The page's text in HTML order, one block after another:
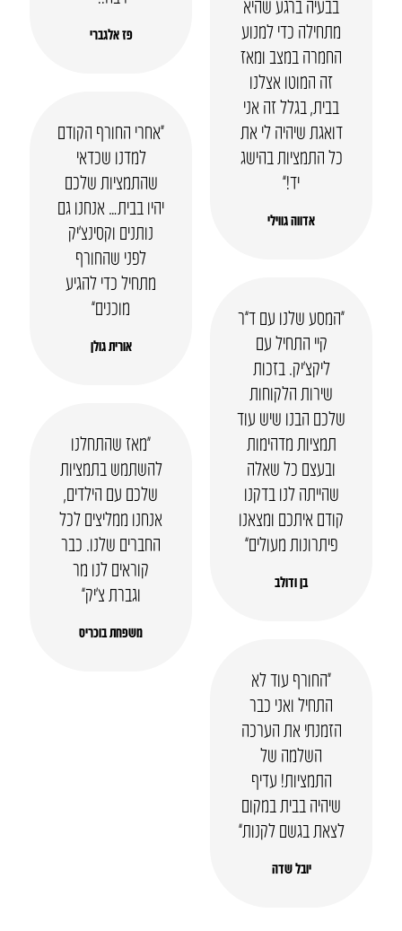
פז אלגברי
בבעיה ברגע שהיא
מתחילה כדי למנוע
החמרה במצב ומאז
זה המוטו אצלנו
בבית, בגלל זה אני
דואגת שיהיה לי את
כל התמציות בהישג
יד!”
אדווה גווילי
“אחרי החורף הקודם
למדנו שכדאי
שהתמציות שלכם
יהיו בבית… אנחנו גם
נותנים וקסינצ’יק
לפני שהחורף
מתחיל כדי להגיע
מוכנים”
אורית גולן
“המסע שלנו עם ד”ר
קיי התחיל עם
ליקצ’יק. בזכות
שירות הלקוחות
שלכם הבנו שיש עוד
תמציות מדהימות
ובעצם כל שאלה
שהייתה לנו בדקנו
קודם איתכם ומצאנו
פיתרונות מעולים”
בן ודולב
“מאז שהתחלנו
להשתמש בתמציות
שלכם עם הילדים,
אנחנו ממליצים לכל
החברים שלנו. כבר
קוראים לנו מר
וגברת צ’יק”
משפחת בוכריס
“החורף עוד לא
התחיל ואני כבר
הזמנתי את הערכה
השלמה של
התמציות! עדיף
שיהיה בבית במקום
לצאת בגשם לקנות”
יובל שדה